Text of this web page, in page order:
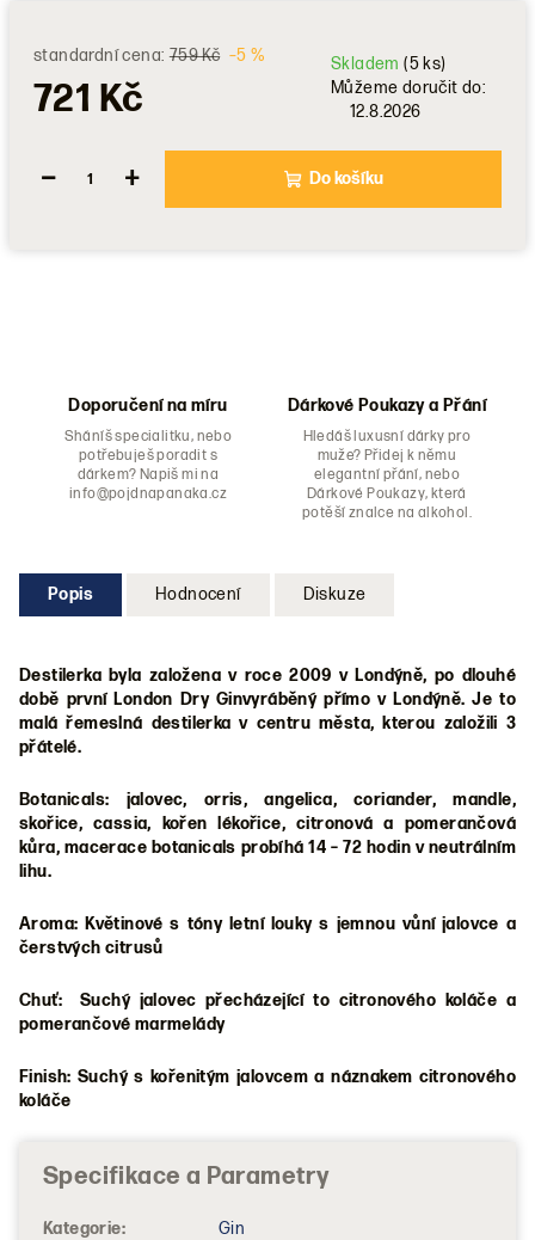
Skladem(5 ks)
Můžeme doručit do:
12.8.2026
standardní cena: 759 Kč –5 %
721 Kč
+
− Do košíku
Doporučení na míru
Sháníš specialitku, nebo
potřebuješ poradit s
dárkem? Napiš mi na
info@pojdnapanaka.cz
Dárkové Poukazy a Přání
Hledáš luxusní dárky pro
muže? Přidej k němu
elegantní přání, nebo
Dárkové Poukazy, která
potěší znalce na alkohol.
Popis Hodnocení Diskuze
Destilerka byla založena v roce 2009 v Londýně, po dlouhé
době první London Dry Ginvyráběný přímo v Londýně. Je to
malá řemeslná destilerka v centru města, kterou založili 3
přátelé.
Botanicals: jalovec, orris, angelica, coriander, mandle,
skořice, cassia, kořen lékořice, citronová a pomerančová
kůra, macerace botanicals probíhá 14 – 72 hodin v neutrálním
lihu.
Aroma: Květinové s tóny letní louky s jemnou vůní jalovce a
čerstvých citrusů
Chuť: Suchý jalovec přecházející to citronového koláče a
pomerančové marmelády
Finish: Suchý s kořenitým jalovcem a náznakem citronového
koláče
Kategorie:
Gin